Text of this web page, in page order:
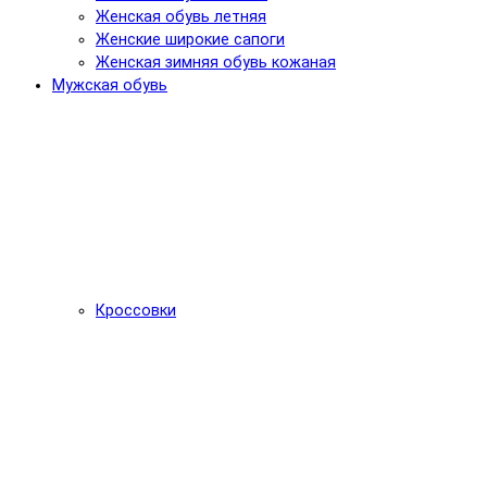
Женская обувь летняя
Женские широкие сапоги
Женская зимняя обувь кожаная
Мужская обувь
Кроссовки